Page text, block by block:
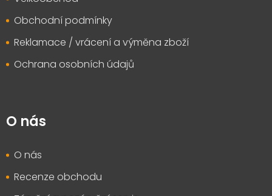
Obchodní podmínky
Reklamace / vrácení a výměna zboží
Ochrana osobních údajů
O nás
O nás
Recenze obchodu